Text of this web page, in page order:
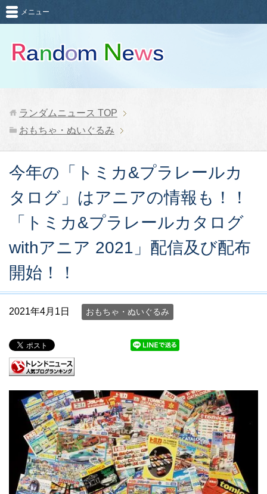
メニュー
ランダムニュース TOP
おもちゃ・ぬいぐるみ
今年の「トミカ&プラレールカ
タログ」はアニアの情報も！！
「トミカ&プラレールカタログ
withアニア 2021」配信及び配布
開始！！
2021年4月1日 おもちゃ・ぬいぐるみ